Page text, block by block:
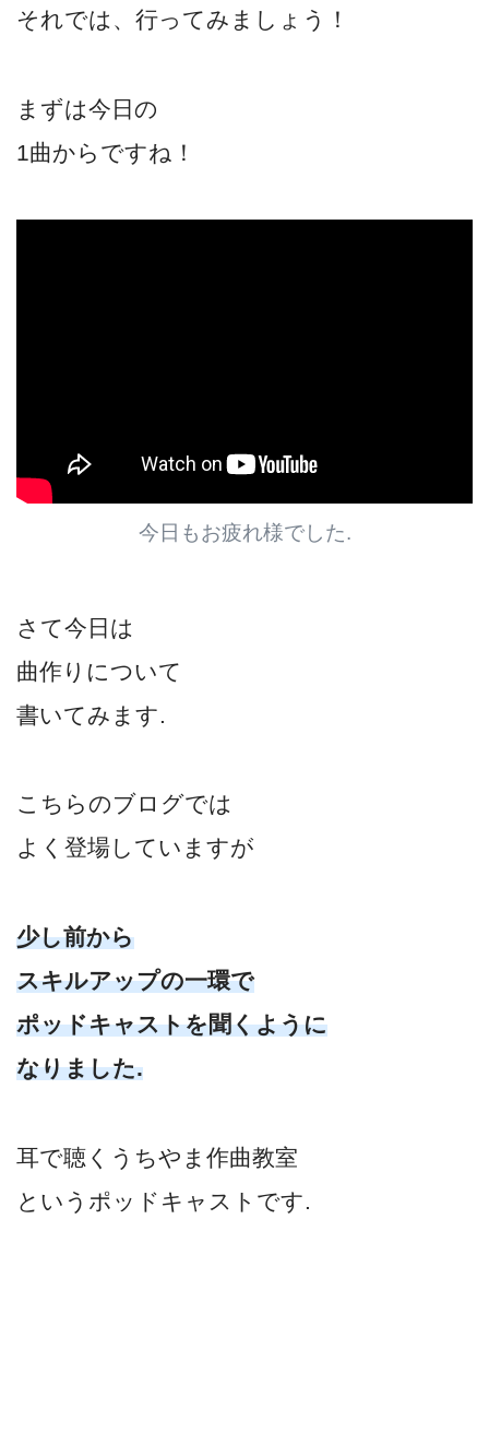
それでは、行ってみましょう！
まずは今日の
1曲からですね！
今日もお疲れ様でした.
さて今日は
曲作りについて
書いてみます.
こちらのブログでは
よく登場していますが
少し前から
スキルアップの一環で
ポッドキャストを聞くように
なりました.
耳で聴くうちやま作曲教室
というポッドキャストです.